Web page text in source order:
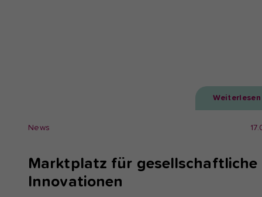
Weiterlesen
News
Marktplatz für gesellschaftliche
Innovationen